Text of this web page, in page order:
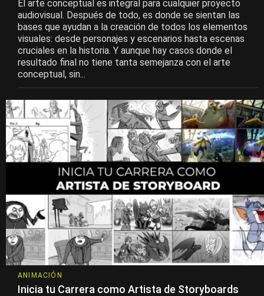
El arte conceptual es integral para cualquier proyecto
audiovisual. Después de todo, es donde se sientan las
bases que ayudan a la creación de todos los elementos
visuales: desde personajes y escenarios hasta escenas
cruciales en la historia. Y aunque hay casos donde el
resultado final no tiene tanta semejanza con el arte
conceptual, sin...
ANIMACIÓN
Inicia tu Carrera como Artista de Storyboards